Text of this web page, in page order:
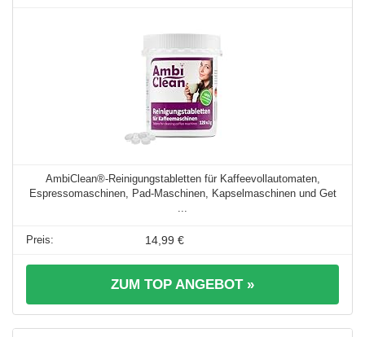
AmbiClean®-Reinigungstabletten für Kaffeevollautomaten,
Espressomaschinen, Pad-Maschinen, Kapselmaschinen und Get
...
14,99 €
ZUM TOP ANGEBOT »